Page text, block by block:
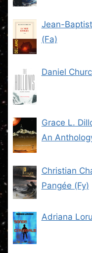
Jean-
(Fa)
Daniel
Grace L.
An
Christian
Pangée (Fy)
Adriana